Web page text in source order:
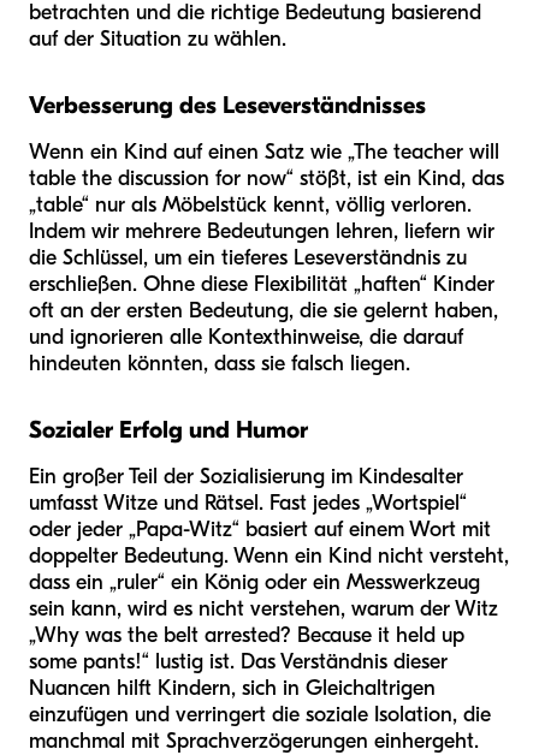
betrachten und die richtige Bedeutung basierend
auf der Situation zu wählen.
Verbesserung des Leseverständnisses
Wenn ein Kind auf einen Satz wie „The teacher will
table the discussion for now“ stößt, ist ein Kind, das
„table“ nur als Möbelstück kennt, völlig verloren.
Indem wir mehrere Bedeutungen lehren, liefern wir
die Schlüssel, um ein tieferes Leseverständnis zu
erschließen. Ohne diese Flexibilität „haften“ Kinder
oft an der ersten Bedeutung, die sie gelernt haben,
und ignorieren alle Kontexthinweise, die darauf
hindeuten könnten, dass sie falsch liegen.
Sozialer Erfolg und Humor
Ein großer Teil der Sozialisierung im Kindesalter
umfasst Witze und Rätsel. Fast jedes „Wortspiel“
oder jeder „Papa-Witz“ basiert auf einem Wort mit
doppelter Bedeutung. Wenn ein Kind nicht versteht,
dass ein „ruler“ ein König oder ein Messwerkzeug
sein kann, wird es nicht verstehen, warum der Witz
„Why was the belt arrested? Because it held up
some pants!“ lustig ist. Das Verständnis dieser
Nuancen hilft Kindern, sich in Gleichaltrigen
einzufügen und verringert die soziale Isolation, die
manchmal mit Sprachverzögerungen einhergeht.